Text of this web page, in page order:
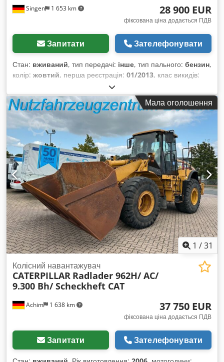
Singen 1 653 km 28 900 EUR
фіксована ціна додається ПДВ
Запитати Зателефонувати
Стан: вживаний, тип передачі: інше, тип пального: бензин,
колір: жовтий, перша реєстрація: 01/2013, клас викидів:
, Рік виготовлення:
3 700 h, водійська кабіна:інше,
Мала оголошення
1 /31
Achim 1 638 km
Колісний навантажувач
CATERPILLAR Radlader 962H/ AC/
9.300 Bh/ Scheckheft CAT
37 750 EUR
фіксована ціна додається ПДВ
Запитати Зателефонувати